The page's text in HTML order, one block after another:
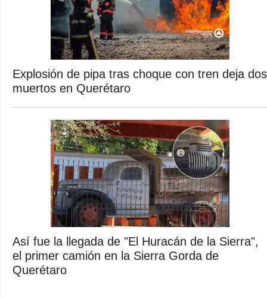
Explosión de pipa tras choque con tren deja dos
muertos en Querétaro
Así fue la llegada de "El Huracán de la Sierra",
el primer camión en la Sierra Gorda de
Querétaro